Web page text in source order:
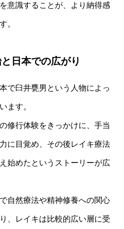
意識することが、より納得感
。
日本での広がり
で臼井甕男という人物によっ
ます。
修行体験をきっかけに、手当
に目覚め、その後レイキ療法
始めたというストーリーが広
自然療法や精神修養への関心
、レイキは比較的広い層に受